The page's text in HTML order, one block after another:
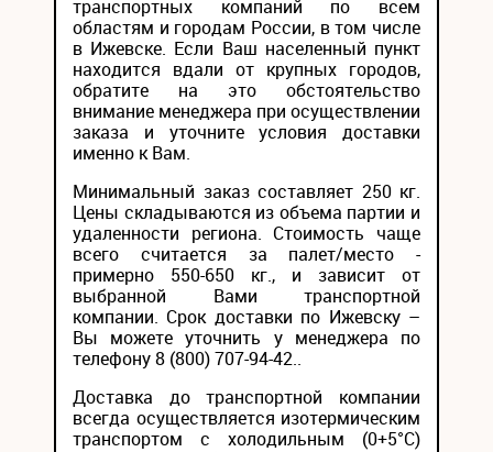
транспортных компаний по всем
областям и городам России, в том числе
в Ижевске. Если Ваш населенный пункт
находится вдали от крупных городов,
обратите на это обстоятельство
внимание менеджера при осуществлении
заказа и уточните условия доставки
именно к Вам.
Минимальный заказ составляет 250 кг.
Цены складываются из объема партии и
удаленности региона. Стоимость чаще
всего считается за палет/место -
примерно 550-650 кг., и зависит от
выбранной Вами транспортной
компании. Срок доставки по Ижевску –
Вы можете уточнить у менеджера по
телефону 8 (800) 707-94-42..
Доставка до транспортной компании
всегда осуществляется изотермическим
транспортом с холодильным (0+5°С)